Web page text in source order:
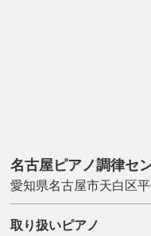
名古屋ピアノ調律セ
愛知県名古屋市天白区
取り扱いピアノ